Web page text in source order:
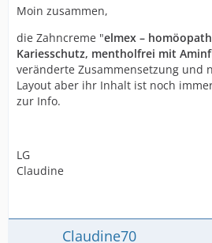
Moin zusammen,
die Zahncreme "elmex –
Kariesschutz, mentholfrei mit
veränderte Zusammensetzung und
Layout aber ihr Inhalt ist noch
zur Info.
LG
Claudine
Claudine70